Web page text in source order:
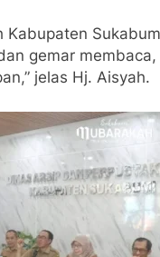
Kabupaten
gemar
jelas Hj. Aisyah.